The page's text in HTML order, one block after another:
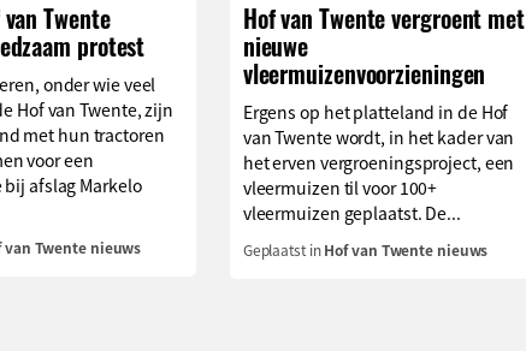
Twente
protest
onder wie veel
Hof van Twente, zijn
met hun tractoren
voor een
afslag Markelo
van Twente nieuws
Hof van Twente vergroent met
nieuwe
vleermuizenvoorzieningen
Ergens op het platteland in de Hof
van Twente wordt, in het kader van
het erven vergroeningsproject, een
vleermuizen til voor 100+
vleermuizen geplaatst. De...
Geplaatst inHof van Twente nieuws